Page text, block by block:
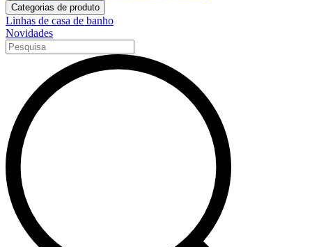
Categorias de produto
Linhas de casa de banho
Novidades